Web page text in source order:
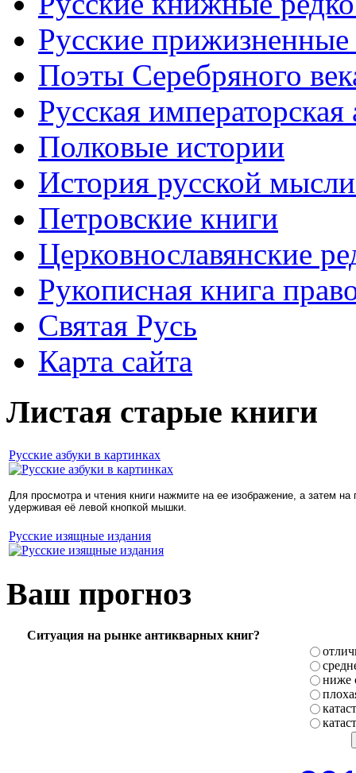
Русские прижизненные
Поэты Серебряного
Русская
Полковые истории
История русской
Петровские книги
Церковнославянские
Рукописная книга
Святая Русь
Карта сайта
Листая старые книги
Русские азбуки в картинках
Для просмотра и чтения книги нажмите на ее изображение, а затем
удерживая её левой кнопкой мышки.
Русские изящные издания
Ваш прогноз
Ситуация на рынке антикварных книг?
ниже